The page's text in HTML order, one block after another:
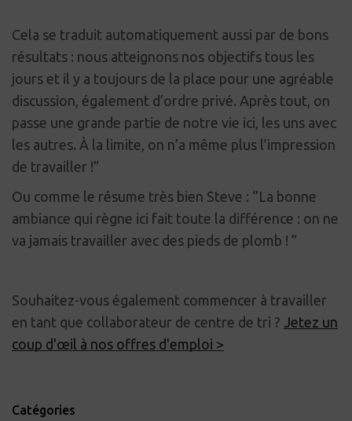
Cela se traduit automatiquement aussi par de bons
résultats : nous atteignons nos objectifs tous les
jours et il y a toujours de la place pour une agréable
discussion, également d’ordre privé. Après tout, on
passe une grande partie de notre vie ici, les uns avec
les autres. À la limite, on n’a même plus l’impression
de travailler !”
Ou comme le résume très bien Steve : “La bonne
ambiance qui règne ici fait toute la différence : on ne
va jamais travailler avec des pieds de plomb ! ”
Souhaitez-vous également commencer à travailler
en tant que collaborateur de centre de tri ? Jetez un
coup d'œil à nos offres d'emploi >
Catégories